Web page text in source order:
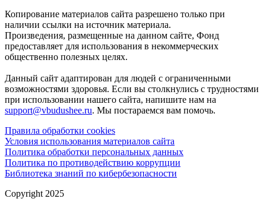
Копирование материалов сайта разрешено только при
наличии ссылки на источник материала.
Произведения, размещенные на данном сайте, Фонд
предоставляет для использования в некоммерческих
общественно полезных целях.
Данный сайт адаптирован для людей с ограниченными
возможностями здоровья. Если вы столкнулись с трудностями
при использовании нашего сайта, напишите нам на
support@vbudushee.ru. Мы постараемся вам помочь.
Правила обработки cookies
Условия использования материалов сайта
Политика обработки персональных данных
Политика по противодействию коррупции
Библиотека знаний по кибербезопасности
Copyright 2025